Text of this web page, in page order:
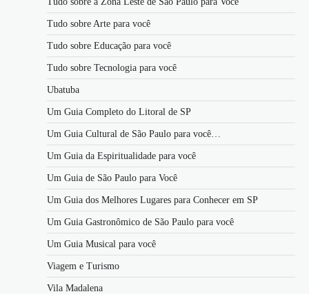
Tudo sobre Arte para você
Tudo sobre Educação para você
Tudo sobre Tecnologia para você
Ubatuba
Um Guia Completo do Litoral de SP
Um Guia Cultural de São Paulo para você…
Um Guia da Espiritualidade para você
Um Guia de São Paulo para Você
Um Guia dos Melhores Lugares para Conhecer em SP
Um Guia Gastronômico de São Paulo para você
Um Guia Musical para você
Viagem e Turismo
Vila Madalena